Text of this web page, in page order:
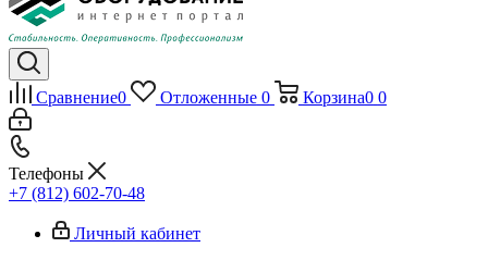
Сравнение0 Отложенные 0 Корзина0 0
Телефоны
+7 (812) 602-70-48
Личный кабинет